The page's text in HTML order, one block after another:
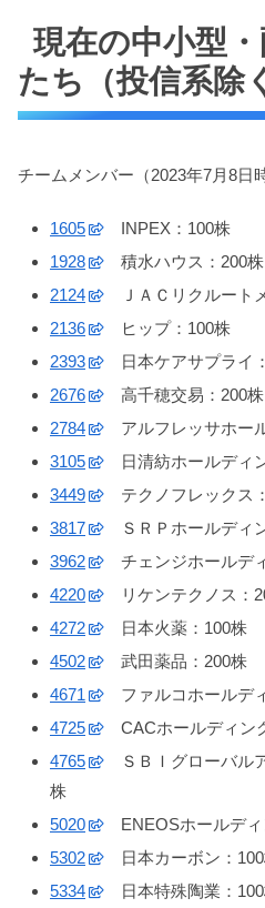
現在の中小型
たち（投信系除
チームメンバー（2023年7月8日
1605
INPEX：100株
1928
積水ハウス：200株
2124
ＪＡＣリクルート
2136
ヒップ：100株
2393
日本ケアサプライ
2676
高千穂交易：200株
2784
アルフレッサホー
3105
日清紡ホールディ
3449
テクノフレックス
3817
ＳＲＰホールディ
3962
チェンジホールデ
4220
リケンテクノス：
4272
日本火薬：100株
4502
武田薬品：200株
4671
ファルコホールデ
4725
CACホールディン
4765
ＳＢＩグローバル
株
5020
ENEOSホールディ
5302
日本カーボン：
5334
日本特殊陶業：